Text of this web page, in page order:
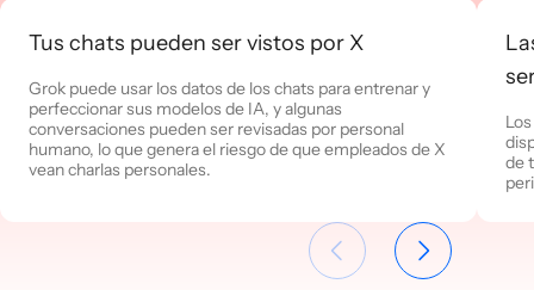
Tus chats pueden ser vistos por X
Grok puede usar los datos de los chats para entrenar y
perfeccionar sus modelos de IA, y algunas
conversaciones pueden ser revisadas por personal
humano, lo que genera el riesgo de que empleados de X
vean charlas personales.
de